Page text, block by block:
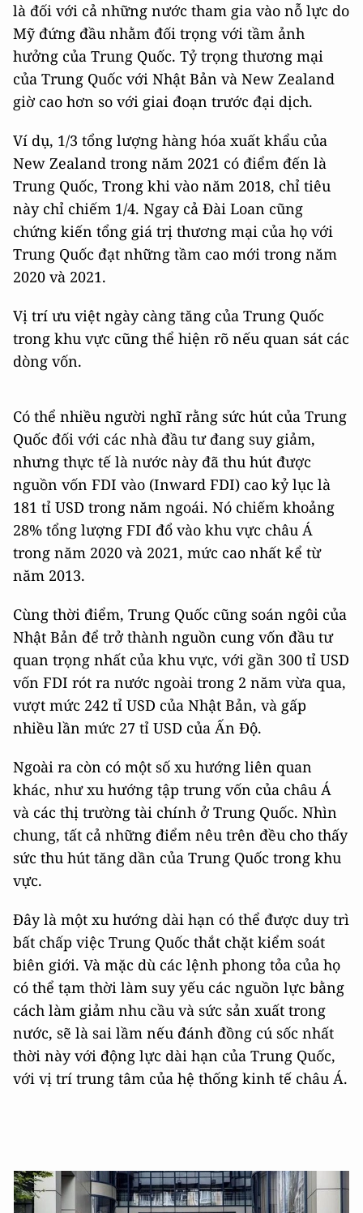
là đối với cả những nước tham gia vào nỗ lực do
Mỹ đứng đầu nhằm đối trọng với tầm ảnh
hưởng của Trung Quốc. Tỷ trọng thương mại
của Trung Quốc với Nhật Bản và New Zealand
giờ cao hơn so với giai đoạn trước đại dịch.
Ví dụ, 1/3 tổng lượng hàng hóa xuất khẩu của
New Zealand trong năm 2021 có điểm đến là
Trung Quốc, Trong khi vào năm 2018, chỉ tiêu
này chỉ chiếm 1/4. Ngay cả Đài Loan cũng
chứng kiến tổng giá trị thương mại của họ với
Trung Quốc đạt những tầm cao mới trong năm
2020 và 2021.
Vị trí ưu việt ngày càng tăng của Trung Quốc
trong khu vực cũng thể hiện rõ nếu quan sát các
dòng vốn.
Có thể nhiều người nghĩ rằng sức hút của Trung
Quốc đối với các nhà đầu tư đang suy giảm,
nhưng thực tế là nước này đã thu hút được
nguồn vốn FDI vào (Inward FDI) cao kỷ lục là
181 tỉ USD trong năm ngoái. Nó chiếm khoảng
28% tổng lượng FDI đổ vào khu vực châu Á
trong năm 2020 và 2021, mức cao nhất kể từ
năm 2013.
Cùng thời điểm, Trung Quốc cũng soán ngôi của
Nhật Bản để trở thành nguồn cung vốn đầu tư
quan trọng nhất của khu vực, với gần 300 tỉ USD
vốn FDI rót ra nước ngoài trong 2 năm vừa qua,
vượt mức 242 tỉ USD của Nhật Bản, và gấp
nhiều lần mức 27 tỉ USD của Ấn Độ.
Ngoài ra còn có một số xu hướng liên quan
khác, như xu hướng tập trung vốn của châu Á
và các thị trường tài chính ở Trung Quốc. Nhìn
chung, tất cả những điểm nêu trên đều cho thấy
sức thu hút tăng dần của Trung Quốc trong khu
vực.
Đây là một xu hướng dài hạn có thể được duy trì
bất chấp việc Trung Quốc thắt chặt kiểm soát
biên giới. Và mặc dù các lệnh phong tỏa của họ
có thể tạm thời làm suy yếu các nguồn lực bằng
cách làm giảm nhu cầu và sức sản xuất trong
nước, sẽ là sai lầm nếu đánh đồng cú sốc nhất
thời này với động lực dài hạn của Trung Quốc,
với vị trí trung tâm của hệ thống kinh tế châu Á.